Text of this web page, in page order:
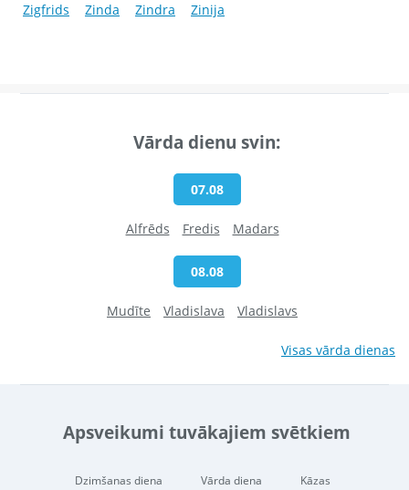
Zigfrids
Zinda Zindra Zinija
Vārda dienu svin:
07.08
Alfrēds Fredis Madars
08.08
Mudīte Vladislava Vladislavs
Visas vārda dienas
Apsveikumi tuvākajiem svētkiem
Dzimšanas diena Vārda diena Kāzas